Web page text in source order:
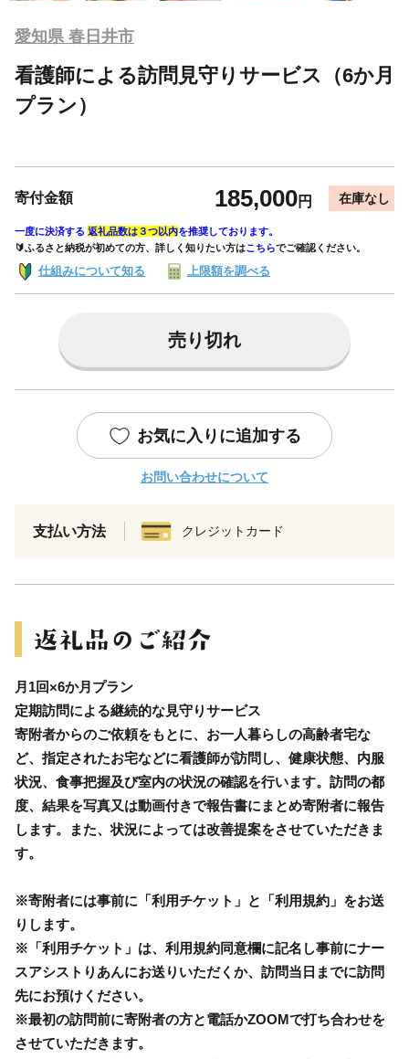
愛知県 春日井市
看護師による訪問見守りサービス（6か月
プラン）
寄付金額 185,000円 在庫なし
一度に決済する 返礼品数は３つ以内を推奨しております。
🔰ふるさと納税が初めての方、詳しく知りたい方はこちらでご確認ください。
仕組みについて知る 上限額を調べる
売り切れ
お気に入りに追加する
お問い合わせについて
支払い方法 クレジットカード
月1回×6か月プラン
定期訪問による継続的な見守りサービス
寄附者からのご依頼をもとに、お一人暮らしの高齢者宅な
ど、指定されたお宅などに看護師が訪問し、健康状態、内服
状況、食事把握及び室内の状況の確認を行います。訪問の都
度、結果を写真又は動画付きで報告書にまとめ寄附者に報告
します。また、状況によっては改善提案をさせていただきま
す。
※寄附者には事前に「利用チケット」と「利用規約」をお送
りします。
※「利用チケット」は、利用規約同意欄に記名し事前にナー
スアシストりあんにお送りいただくか、訪問当日までに訪問
先にお預けください。
※最初の訪問前に寄附者の方と電話かZOOMで打ち合わせを
させていただきます。